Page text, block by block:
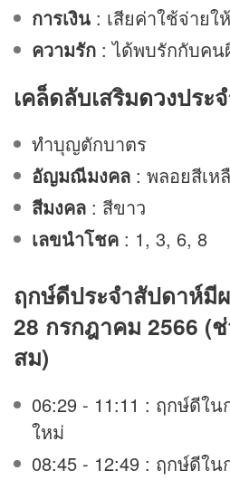
การเงิน : เสียค่าใช้จ่ายใ
ความรัก : ได้พบรักกับคน
เคล็ดลับเสริมดวงประ
ทำบุญตักบาตร
อัญมณีมงคล : พลอยสีเห
สีมงคล : สีขาว
เลขนำโชค : 1, 3, 6, 8
ฤกษ์ดีประจำสัปดาห์มี
28 กรกฎาคม 2566 (ช่
สม)
06:29 - 11:11 : ฤกษ์ดีใ
ใหม่
08:45 - 12:49 : ฤกษ์ดีใ